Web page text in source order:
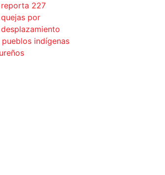
reporta 227
quejas por
desplazamiento
indígenas